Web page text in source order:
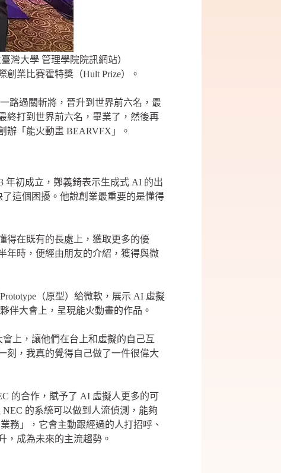
灣大學 管理學院院訊網站）
創業比賽霍特獎（Hult Prize）。
路過關斬將，晉升到世界前六名，最
終打到世界前六名，畢業了，然後再
辦「能火動畫 BEARVFX」。
年初成立，鄭義錡表示生成式 AI 的出
這個困擾。他說創業最重要的是懂得
得在既有的長處上，獲取更多的優
年時，便經由朋友的介紹，獲得與微
（原型）給微軟，展示 AI 虛擬
伴大會上，呈現能火動畫的作品。
上，讓他們在台上和虛擬的自己互
刻，我真的覺得自己做了一件很偉大
的合作，賦予了 AI 虛擬人更多的可
的系統可以做到人流偵測，能夠
務」，它會主動跟經過的人打招呼、
，成為未來的主流趨勢。